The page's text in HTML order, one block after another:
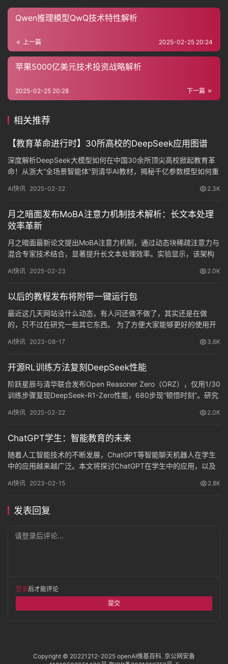
Qwen推理模型QwQ技术特性解析
上一篇 2025-02-25 20:24
苹果5000亿美元技术投资战略解析
下一篇
2025-02-25 20:28
相关推荐
【教育革命进行时】30所高校的DeepSeek应用图谱
深度解析DeepSeek大模型如何在中国30余所顶尖高校掀起教育革
命！从浙大”全场景智能体”到清华AI教材，揭秘千亿参数模型如何重
道。
AI快讯 2025-02-22 2.3K
月之暗面发布MoBA注意力机制技术解析：长文本处理
效率革新
月之暗面最新论文提出MoBA注意力机制，通过动态块稀疏注意力与
混合专家技术结合，显著提升长文本处理效率。实验显示，该架构
本文深度解析其技术原理、实验表现及行业影响，为AI模型优化提
AI快讯 2025-02-23 2.0K
以后的教程发布将附带一键运行包
最近这几天网站没什么动态，有人问还做不做了，其实还是在做
的，只不过在研究一些其它东西。 为了方便大家能够更好的使用开
使用的…
AI快讯 2023-08-17 3.6K
开源RL训练方法复刻DeepSeek性能
阶跃星辰与清华联合发布Open Reasoner Zero（ORZ），仅用1/30
训练步骤复现DeepSeek-R1-Zero性能，680步现“顿悟时刻”。研究
性，MMLU基准超越Qwen2.5 Instruct。
AI快讯 2025-02-22 2.0K
ChatGPT学生：智能教育的未来
随着人工智能技术的不断发展，ChatGPT等智能聊天机器人在学生
中的应用越来越广泛。本文将探讨ChatGPT在学生中的应用，以及
AI快讯 2023-02-15 2.8K
发表回复
请登录后评论...
登录后才能评论
提交
Copyright © 20221212-2025 openAI维基百科. 京公网安备